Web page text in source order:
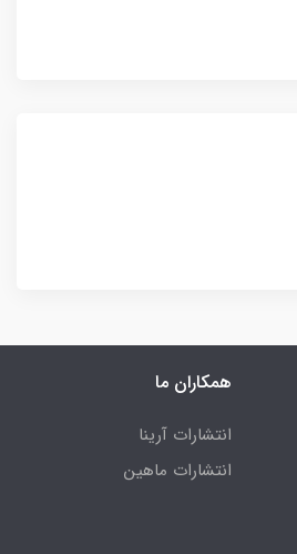
همکاران ما
انتشارات آرینا
انتشارات ماهین